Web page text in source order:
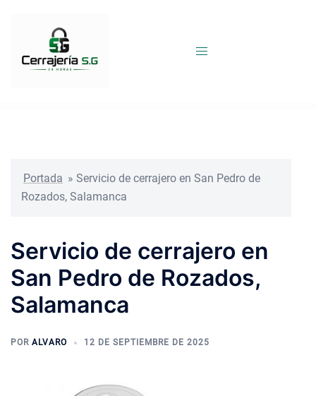
Portada » Servicio de cerrajero en San Pedro de
Rozados, Salamanca
Servicio de cerrajero en
San Pedro de Rozados,
Salamanca
POR ALVARO 12 DE SEPTIEMBRE DE 2025